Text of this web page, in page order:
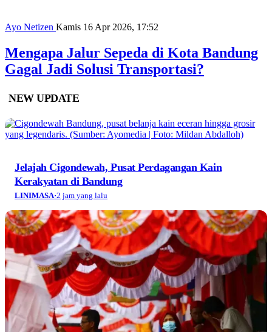
Ayo Netizen Kamis 16 Apr 2026, 17:52
Mengapa Jalur Sepeda di Kota Bandung
Gagal Jadi Solusi Transportasi?
NEW UPDATE
Jelajah Cigondewah, Pusat Perdagangan Kain
Kerakyatan di Bandung
LINIMASA·2 jam yang lalu